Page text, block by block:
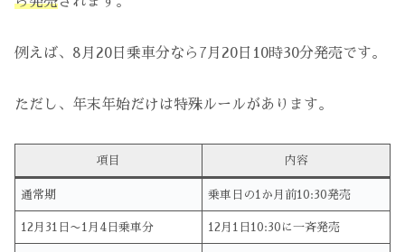
例えば、8月20日乗車分なら7月20日10時30分発売です。
ただし、年末年始だけは特殊ルールがあります。
項目 内容
通常期 乗車日の1か月前10:30発売
12月31日〜1月4日乗車分 12月1日10:30に一斉発売